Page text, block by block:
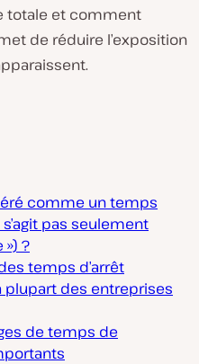
totale et comment
de réduire l’exposition
comme un temps
pas seulement
») ?
temps d’arrêt
plupart des entreprises
de temps de